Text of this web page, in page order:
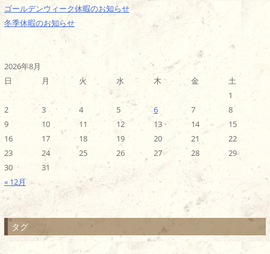
ゴールデンウィーク休暇のお知らせ
冬季休暇のお知らせ
2026年8月
日
月 火 水 木 金
土
1
2
3 4 5 6 7
8
9
10 11 12 13 14
15
16
17 18 19 20 21
22
23
24 25 26 27 28
29
30
31
« 12月
タグ